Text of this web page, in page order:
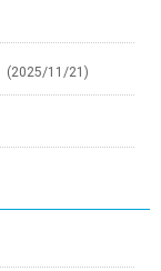
(2025/11/21)